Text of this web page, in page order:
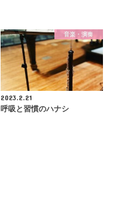
音楽・演奏
2023.2.21
呼吸と習慣のハナシ